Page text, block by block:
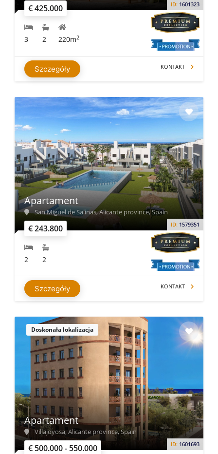
€ 425.000 ID: 1601323
3 2 220m2
Szczegóły KONTAKT
€ 243.800 ID: 1579351
Apartament
San Miguel de Salinas, Alicante province, Spain
2 2
Szczegóły KONTAKT
Doskonała lokalizacja
€ 500.000 - 550.000 ID: 1601693
Apartament
Villajoyosa, Alicante province, Spain